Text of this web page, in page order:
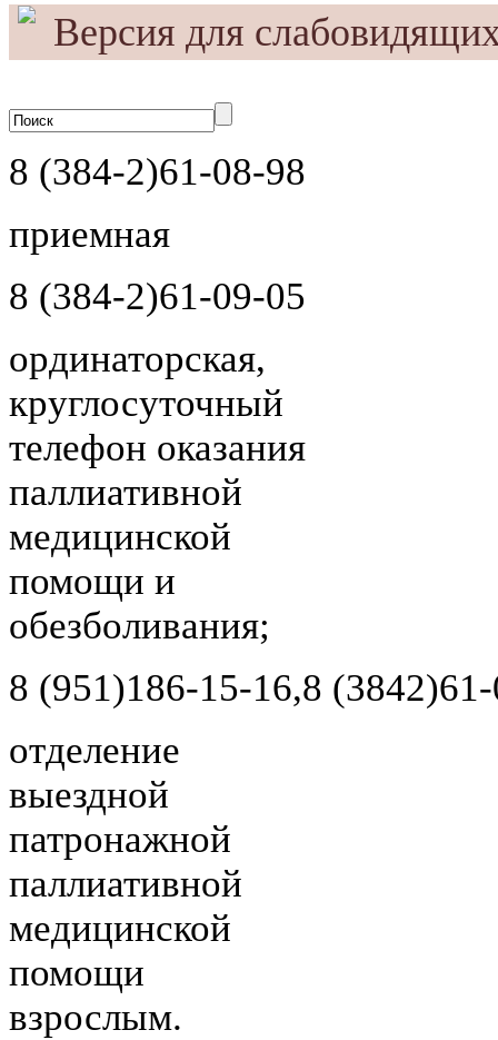
Выкл Размер шрифта: A A A Цвета
Версия для
8 (384-2)61-08-98
приемная
8 (384-2)61-09-05
ординаторская,
круглосуточный
телефон оказания
паллиативной
медицинской
помощи и
обезболивания;
8 (951)186-15-16,8 (3842)
отделение
выездной
патронажной
паллиативной
медицинской
помощи
взрослым.